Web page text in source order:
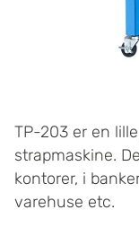
TP-203 er en
strapmaskine.
kontorer, i
varehuse etc.